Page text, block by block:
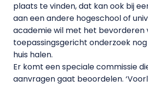
plaats te vinden, dat kan ook bij
aan een andere hogeschool of
academie wil met het bevorderen
toepassingsgericht onderzoek
huis halen.
Er komt een speciale commissie
aanvragen gaat beoordelen.